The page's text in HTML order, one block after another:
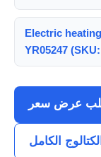
Electric
YR05247
عرض سعر
الكامل